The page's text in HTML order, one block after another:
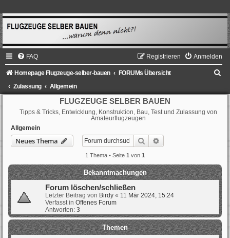
FAQ Anmelden
Registrieren
Homepage Flugzeuge-selber-bauen
FORUMs Übersicht
Zulassung
Allgemein
FLUGZEUGE SELBER BAUEN
Tipps & Tricks, Entwicklung, Konstruktion, Bau, Test und Zulassung von
Amateurflugzeugen
Allgemein
Neues Thema Suche
1 Thema • Seite 1 von 1
Bekanntmachungen
Forum löschen/schließen
Letzter Beitrag von Birdy « 11 Mär 2024, 15:24
Verfasst in Offenes Forum
Antworten: 3
Themen